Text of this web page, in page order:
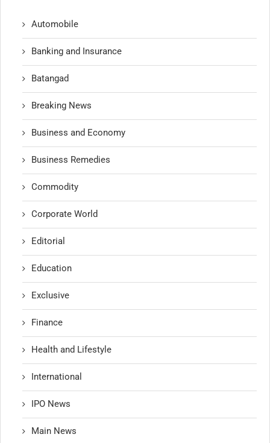
Automobile
Banking and Insurance
Batangad
Breaking News
Business and Economy
Business Remedies
Commodity
Corporate World
Editorial
Education
Exclusive
Finance
Health and Lifestyle
International
IPO News
Main News